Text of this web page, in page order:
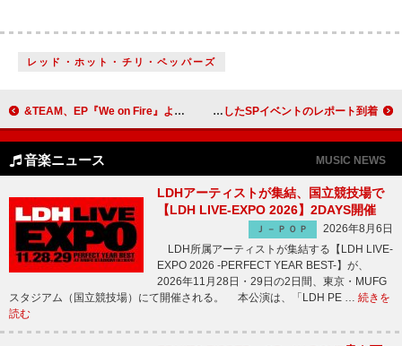
レッド・ホット・チリ・ペッパーズ
&TEAM、EP『We on Fire』より全編アニメーションで描く「Bewitched」MV公開 映画『Michael／マイケル』、宮近海斗（Travis Japan）が“ムーンウォーク”も披露したSPイベントのレポート到着
音楽ニュース MUSIC NEWS
LDHアーティストが集結、国立競技場で
【LDH LIVE-EXPO 2026】2DAYS開催
Ｊ－ＰＯＰ
2026年8月6日
LDH所属アーティストが集結する【LDH LIVE-
EXPO 2026 -PERFECT YEAR BEST-】が、
2026年11月28日・29日の2日間、東京・MUFG
スタジアム（国立競技場）にて開催される。 本公演は、「LDH PE … 続きを
読む